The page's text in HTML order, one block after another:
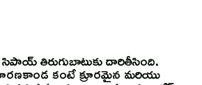
తిరుగుబాటుకు దారితీసింది.
కంటే క్రూరమైన మరియు